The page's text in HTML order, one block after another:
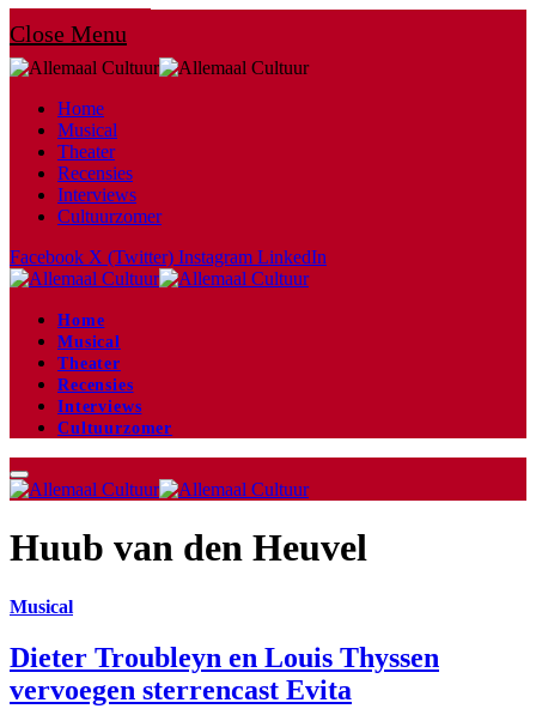
Close Menu
Home
Musical
Theater
Recensies
Interviews
Cultuurzomer
Facebook X (Twitter) Instagram LinkedIn
Home
Musical
Theater
Recensies
Interviews
Cultuurzomer
Huub van den Heuvel
Musical
Dieter Troubleyn en Louis Thyssen
vervoegen sterrencast Evita